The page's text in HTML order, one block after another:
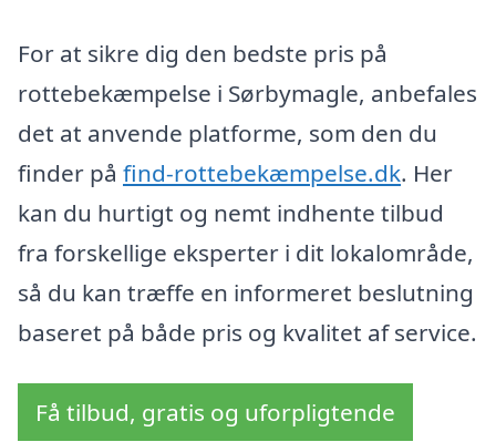
For at sikre dig den bedste pris på
rottebekæmpelse i Sørbymagle, anbefales
det at anvende platforme, som den du
finder på find-rottebekæmpelse.dk. Her
kan du hurtigt og nemt indhente tilbud
fra forskellige eksperter i dit lokalområde,
så du kan træffe en informeret beslutning
baseret på både pris og kvalitet af service.
Få tilbud, gratis og uforpligtende